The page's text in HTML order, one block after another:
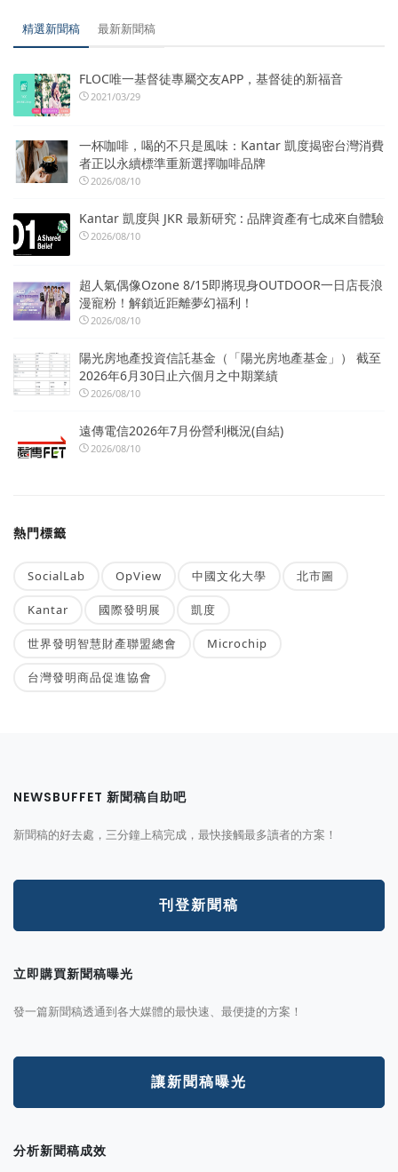
精選新聞稿 最新新聞稿
FLOC唯一基督徒專屬交友APP，基督徒的新福音
2021/03/29
一杯咖啡，喝的不只是風味：Kantar 凱度揭密台灣消費
者正以永續標準重新選擇咖啡品牌
2026/08/10
Kantar 凱度與 JKR 最新研究 : 品牌資產有七成來自體驗
2026/08/10
超人氣偶像Ozone 8/15即將現身OUTDOOR一日店長浪
漫寵粉！解鎖近距離夢幻福利！
2026/08/10
陽光房地產投資信託基金（「陽光房地產基金」） 截至
2026年6月30日止六個月之中期業績
2026/08/10
遠傳電信2026年7月份營利概況(自結)
2026/08/10
熱門標籤
SocialLab OpView 中國文化大學 北市圖
Kantar 國際發明展 凱度
世界發明智慧財產聯盟總會 Microchip
台灣發明商品促進協會
NEWSBUFFET 新聞稿自助吧
新聞稿的好去處，三分鐘上稿完成，最快接觸最多讀者的方案！
刊登新聞稿
立即購買新聞稿曝光
發一篇新聞稿透通到各大媒體的最快速、最便捷的方案！
讓新聞稿曝光
分析新聞稿成效